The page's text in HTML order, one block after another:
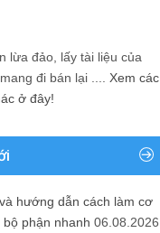
lừa đảo, lấy tài liệu của
đi bán lại .... Xem các
ở đây!
hướng dẫn cách làm cơ
phận nhanh 06.08.2026